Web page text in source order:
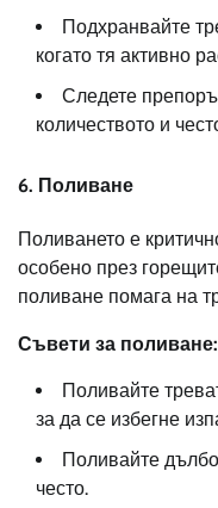
Подхранвайте
когато тя активно
Следете
количеството и
6. Поливане
Поливането е
особено през
поливане помага на
Съвети за поливане:
Поливайте
за да се избегне
Поливайте
често.